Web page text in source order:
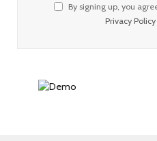
By signing up, you
Privacy Policy